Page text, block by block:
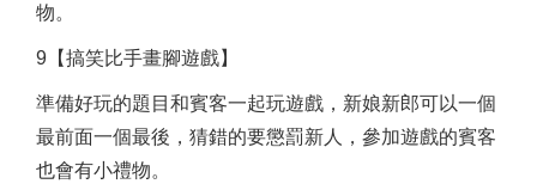
物。
9【搞笑比手畫腳遊戲】
準備好玩的題目和賓客一起玩遊戲，新娘新郎可以一個
最前面一個最後，猜錯的要懲罰新人，參加遊戲的賓客
也會有小禮物。